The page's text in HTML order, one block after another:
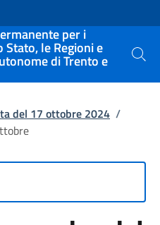
per i
le Regioni e
di Trento e Cerca
del 17 ottobre 2024 /